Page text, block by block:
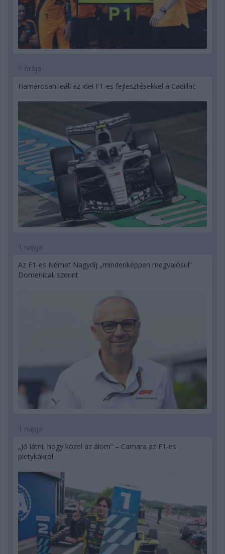
5 órája
Hamarosan leáll az idei F1-es fejlesztésekkel a Cadillac
1 napja
Az F1-es Német Nagydíj „mindenképpen megvalósul”
Domenicali szerint
1 napja
„Jó látni, hogy közel az álom” – Camara az F1-es
pletykákról